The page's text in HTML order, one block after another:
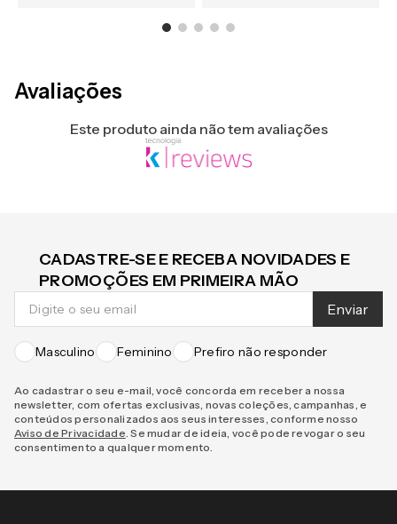
Avaliações
Este produto ainda não tem avaliações
CADASTRE-SE E RECEBA NOVIDADES E
PROMOÇÕES EM PRIMEIRA MÃO
Enviar
Masculino Feminino Prefiro não responder
Ao cadastrar o seu e-mail, você concorda em receber a nossa
newsletter, com ofertas exclusivas, novas coleções, campanhas, e
conteúdos personalizados aos seus interesses, conforme nosso
Aviso de Privacidade . Se mudar de ideia, você pode revogar o seu
consentimento a qualquer momento.